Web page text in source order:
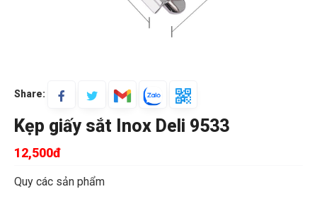
Share:
Kẹp giấy sắt Inox Deli 9533
12,500đ
Quy các sản phẩm